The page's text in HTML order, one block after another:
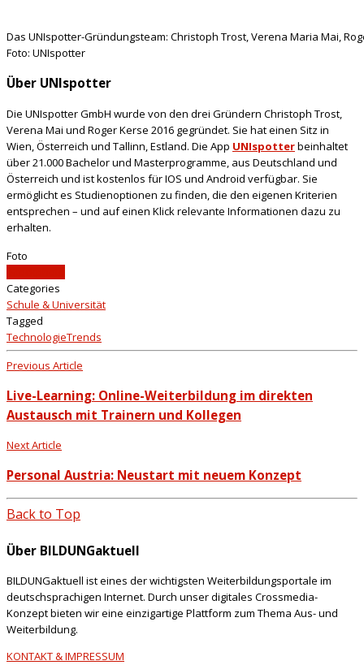
Das UNIspotter-Gründungsteam: Christoph Trost, Verena Maria Mai,
Foto: UNIspotter
Über UNIspotter
Die UNIspotter GmbH wurde von den drei Gründern Christoph Trost,
Verena Mai und Roger Kerse 2016 gegründet. Sie hat einen Sitz in
Wien, Österreich und Tallinn, Estland. Die App UNIspotterbeinhaltet
über 21.000 Bachelor und Masterprogramme, aus Deutschland und
Österreich und ist kostenlos für IOS und Android verfügbar. Sie
ermöglicht es Studienoptionen zu finden, die den eigenen Kriterien
entsprechen – und auf einen Klick relevante Informationen dazu zu
erhalten.
Foto
Categories
Schule & Universität
Tagged
TechnologieTrends
Previous Article
Live-Learning: Online-Weiterbildung im direkten
Austausch mit Trainern und Kollegen
Next Article
Personal Austria: Neustart mit neuem Konzept
Back to Top
Über BILDUNGaktuell
BILDUNGaktuell ist eines der wichtigsten Weiterbildungsportale im
deutschsprachigen Internet. Durch unser digitales Crossmedia-
Konzept bieten wir eine einzigartige Plattform zum Thema Aus- und
Weiterbildung.
KONTAKT & IMPRESSUM